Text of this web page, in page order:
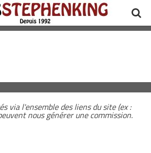
via l'ensemble des liens du site (ex :
nous générer une commission.